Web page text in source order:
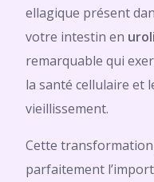
ellagique présent
votre intestin en
remarquable qui
la santé cellulaire et
vieillissement.
Cette
parfaitement